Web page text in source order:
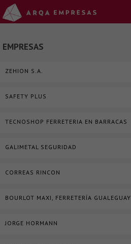
EMPRESAS
ZEHION S.A.
SAFETY PLUS
TECNOSHOP FERRETERIA EN BARRACAS
GALIMETAL SEGURIDAD
CORREAS RINCON
BOURLOT MAXI, FERRETERÍA GUALEGUAY
JORGE HORMANN